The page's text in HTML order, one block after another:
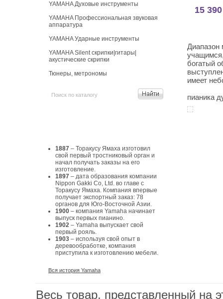
YAMAHA Духовые инструменты
YAMAHA Профессиональная звуковая
аппаратура
YAMAHA Ударные инструменты
YAMAHA Silent скрипки|гитары|
акустические скрипки
Тюнеры, метрономы
1887 – Торакусу Ямаха изготовил
свой первый тростниковый орган и
начал получать заказы на его
изготовление.
1897 – дата образования компании
Nippon Gakki Co, Ltd. во главе с
Торакусу Ямаха. Компания впервые
получает экспортный заказ: 78
органов для Юго-Восточной Азии.
1900 – компания Yamaha начинает
выпуск первых пианино.
1902 – Yamaha выпускает свой
первый рояль.
1903 – используя свой опыт в
деревообработке, компания
приступила к изготовлению мебели.
Вся история Yamaha
15
Диапазон
богатый
имеет
пианика
Весь товар, представленный на